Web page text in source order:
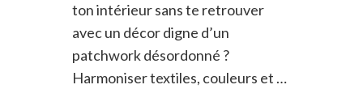
ton intérieur sans te retrouver
avec un décor digne d’un
patchwork désordonné ?
Harmoniser textiles, couleurs et …